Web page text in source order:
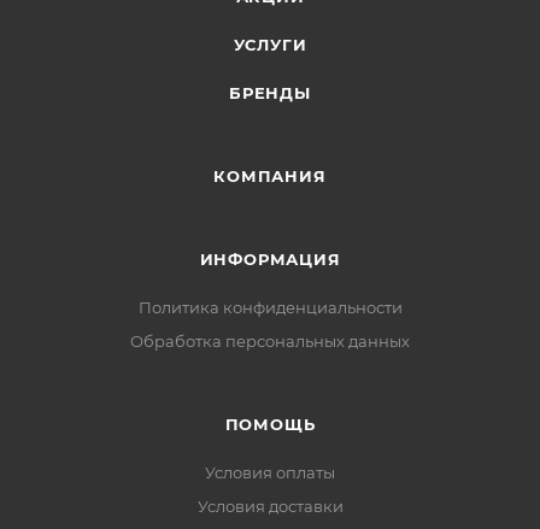
УСЛУГИ
БРЕНДЫ
КОМПАНИЯ
ИНФОРМАЦИЯ
Политика конфиденциальности
Обработка персональных данных
ПОМОЩЬ
Условия оплаты
Условия доставки